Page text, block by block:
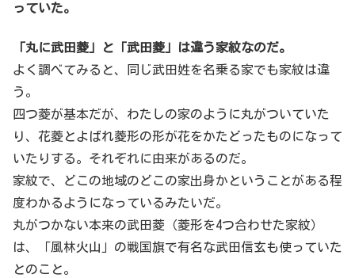
っていた。
「丸に武田菱」と「武田菱」は違う家紋なのだ。
よく調べてみると、同じ武田姓を名乗る家でも家紋は違
う。
四つ菱が基本だが、わたしの家のように丸がついていた
り、花菱とよばれ菱形の形が花をかたどったものになって
いたりする。それぞれに由来があるのだ。
家紋で、どこの地域のどこの家出身かということがある程
度わかるようになっているみたいだ。
丸がつかない本来の武田菱（菱形を4つ合わせた家紋）
は、「風林火山」の戦国旗で有名な武田信玄も使っていた
とのこと。